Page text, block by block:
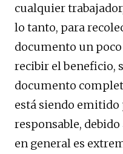
cualquier
lo tanto, para
documento un
recibir el beneficio,
documento
está siendo emitido
responsable,
en general es